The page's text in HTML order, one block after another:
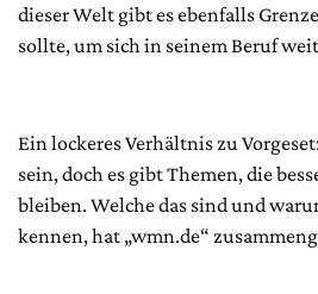
dieser Welt gibt es ebenfalls
sollte, um sich in seinem Beruf
Ein lockeres Verhältnis zu
sein, doch es gibt Themen, die
bleiben. Welche das sind und
kennen, hat „wmn.de“